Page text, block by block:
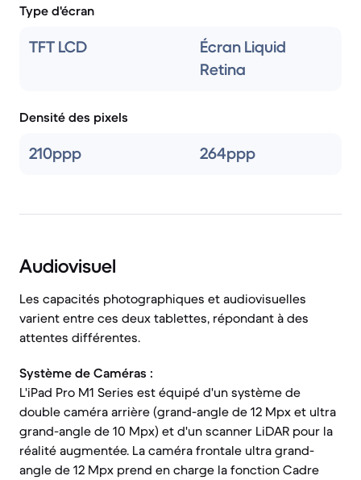
Type d'écran
TFT LCD
Écran Liquid
Retina
Densité des pixels
210ppp 264ppp
Audiovisuel
Les capacités photographiques et audiovisuelles
varient entre ces deux tablettes, répondant à des
attentes différentes.
Système de Caméras :
L'iPad Pro M1 Series est équipé d'un système de
double caméra arrière (grand-angle de 12 Mpx et ultra
grand-angle de 10 Mpx) et d'un scanner LiDAR pour la
réalité augmentée. La caméra frontale ultra grand-
angle de 12 Mpx prend en charge la fonction Cadre